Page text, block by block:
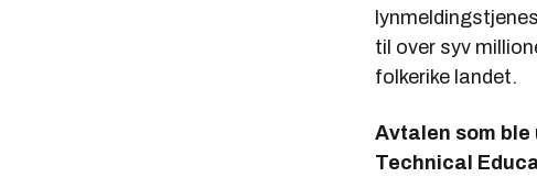
til over syv
folkerike landet.
Avtalen som
Technical